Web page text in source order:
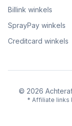
Billink winkels
SprayPay winkels
Creditcard winkels
© 2026
* Affiliate links